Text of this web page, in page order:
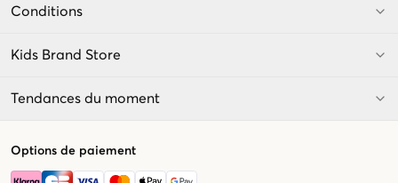
Conditions
Kids Brand Store
Tendances du moment
Options de paiement